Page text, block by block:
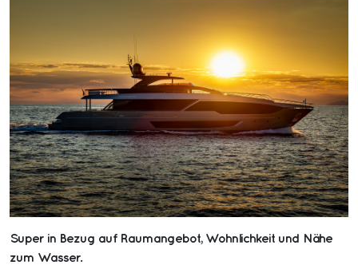
Super in Bezug auf Raumangebot, Wohnlichkeit und Nähe
zum Wasser.